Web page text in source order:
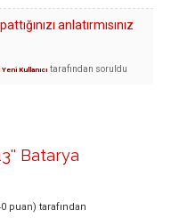
anlatırmısınız
Yeni Kullanıcı tarafından soruldu
Batarya
puan) tarafından